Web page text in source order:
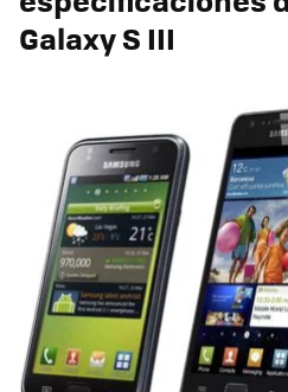
Galaxy S III